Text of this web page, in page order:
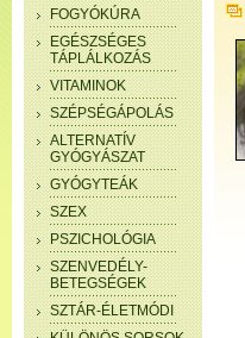
FOGYÓKÚRA
EGÉSZSÉGES
TÁPLÁLKOZÁS
VITAMINOK
SZÉPSÉGÁPOLÁS
ALTERNATÍV
GYÓGYÁSZAT
GYÓGYTEÁK
SZEX
PSZICHOLÓGIA
SZENVEDÉLY-
BETEGSÉGEK
SZTÁR-ÉLETMÓDI